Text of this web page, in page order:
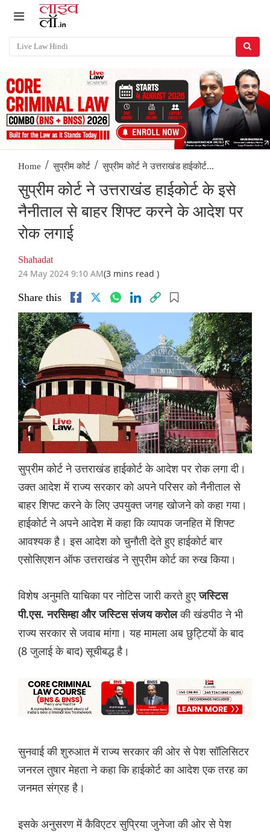
Home / सुप्रीम कोर्ट / सुप्रीम कोर्ट ने उत्तराखंड हाईकोर्ट...
सुप्रीम कोर्ट ने उत्तराखंड हाईकोर्ट के इसे
नैनीताल से बाहर शिफ्ट करने के आदेश पर
रोक लगाई
Shahadat
24 May 2024 9:10 AM(3 mins read )
Share this
सुप्रीम कोर्ट ने उत्तराखंड हाईकोर्ट के आदेश पर रोक लगा दी।
उक्त आदेश में राज्य सरकार को अपने परिसर को नैनीताल से
बाहर शिफ्ट करने के लिए उपयुक्त जगह खोजने को कहा गया।
हाईकोर्ट ने अपने आदेश में कहा कि व्यापक जनहित में शिफ्ट
आवश्यक है। इस आदेश को चुनौती देते हुए हाईकोर्ट बार
एसोसिएशन ऑफ उत्तराखंड ने सुप्रीम कोर्ट का रुख किया।
विशेष अनुमति याचिका पर नोटिस जारी करते हुएजस्टिस
पी.एस. नरसिम्हा और जस्टिस संजय करोलकी खंडपीठ ने भी
राज्य सरकार से जवाब मांगा। यह मामला अब छुट्टियों के बाद
(8 जुलाई के बाद) सूचीबद्ध है।
सुनवाई की शुरुआत में राज्य सरकार की ओर से पेश सॉलिसिटर
जनरल तुषार मेहता ने कहा कि हाईकोर्ट का आदेश एक तरह का
जनमत संग्रह है।
इसके अनुसरण में कैविएटर सुप्रिया जुनेजा की ओर से पेश